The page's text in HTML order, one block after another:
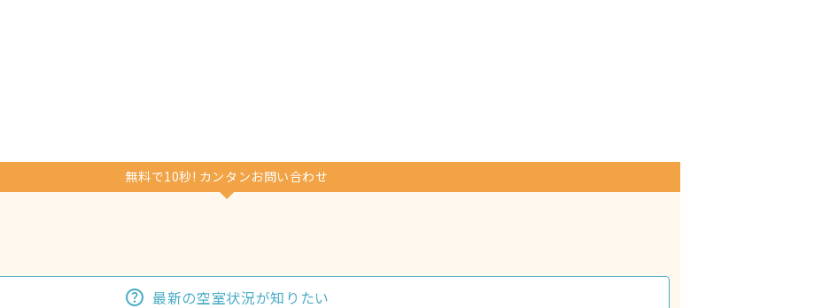
無料で10秒! カンタンお問い合わせ
最新の空室状況が知りたい